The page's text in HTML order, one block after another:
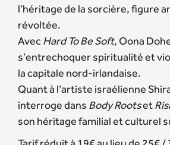
l’héritage de la sorcière, figure
révoltée.
AvecHard To Be Soft, Oona
s’entrechoquer spiritualité et
la capitale nord-irlandaise.
Quant à l’artiste israélienne
interroge dans Body Rootset
son héritage familial et culturel